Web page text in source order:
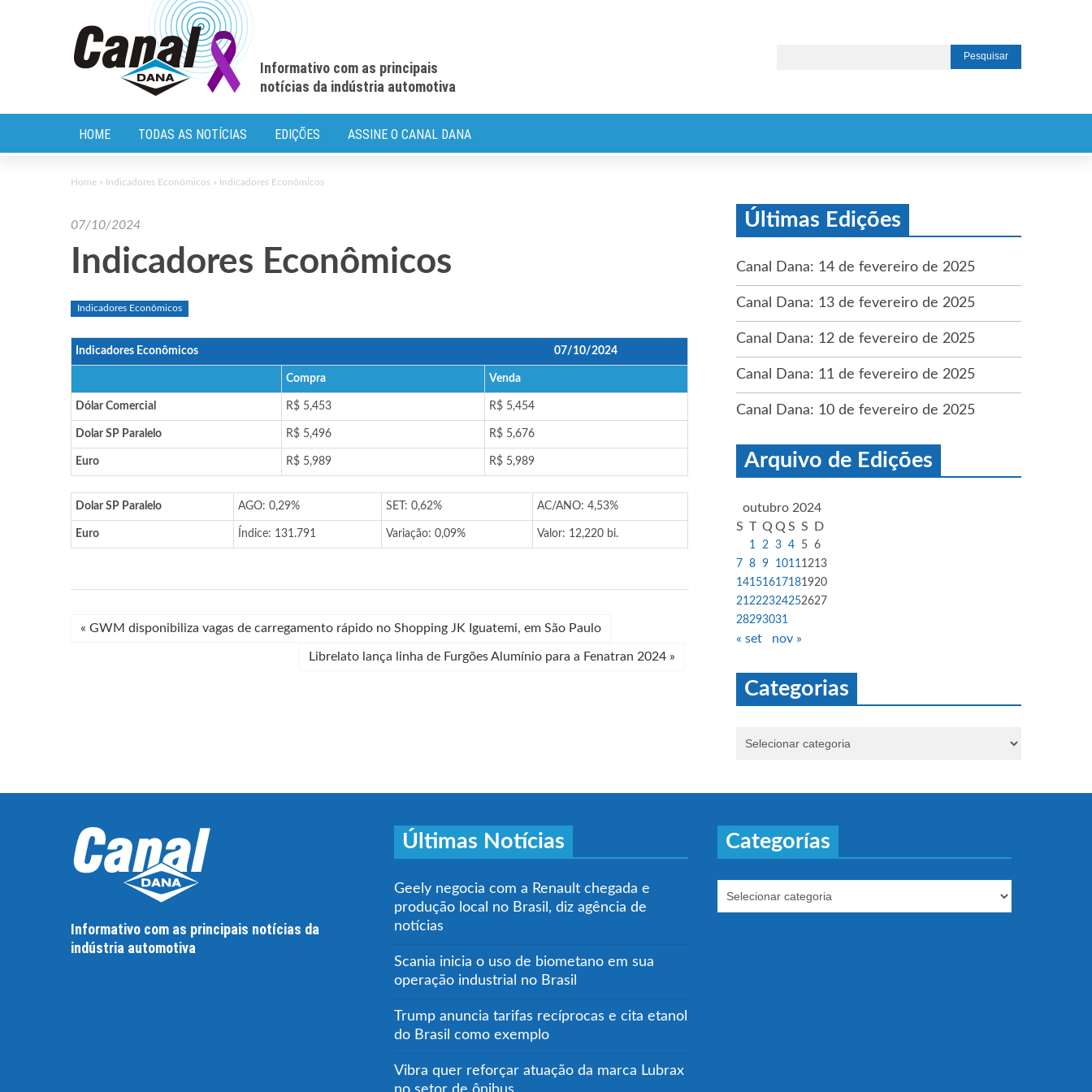
Informativo com as principais
notícias da indústria automotiva
HOME TODAS AS NOTÍCIAS EDIÇÕES ASSINE O CANAL DANA
Home » Indicadores Econômicos » Indicadores Econômicos
07/10/2024
Indicadores Econômicos
Indicadores Econômicos
Indicadores Econômicos 07/10/2024
Compra Venda
Dólar Comercial R$ 5,453 R$ 5,454
Dolar SP Paralelo R$ 5,496 R$ 5,676
Euro R$ 5,989 R$ 5,989
Dolar SP Paralelo AGO: 0,29% SET: 0,62% AC/ANO: 4,53%
Euro Índice: 131.791 Variação: 0,09% Valor: 12,220 bi.
« GWM disponibiliza vagas de carregamento rápido no Shopping JK Iguatemi, em São Paulo
Librelato lança linha de Furgões Alumínio para a Fenatran 2024 »
Últimas Edições
Canal Dana: 14 de fevereiro de 2025
Canal Dana: 13 de fevereiro de 2025
Canal Dana: 12 de fevereiro de 2025
Canal Dana: 11 de fevereiro de 2025
Canal Dana: 10 de fevereiro de 2025
Arquivo de Edições
outubro 2024
S T Q Q S S D
1 2 3 4 5 6
7
8 9 10111213
14151617181920
21222324252627
28293031
« set nov »
Categorias
Informativo com as principais notícias da
indústria automotiva
Últimas Notícias
Geely negocia com a Renault chegada e
produção local no Brasil, diz agência de
notícias
Scania inicia o uso de biometano em sua
operação industrial no Brasil
Trump anuncia tarifas recíprocas e cita etanol
do Brasil como exemplo
Vibra quer reforçar atuação da marca Lubrax
Categorías